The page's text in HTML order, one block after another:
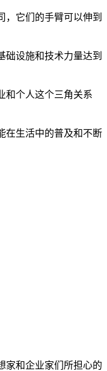
，它们的手臂可以伸到
础设施和技术力量达到
和个人这个三角关系
在生活中的普及和不断
家和企业家们所担心的